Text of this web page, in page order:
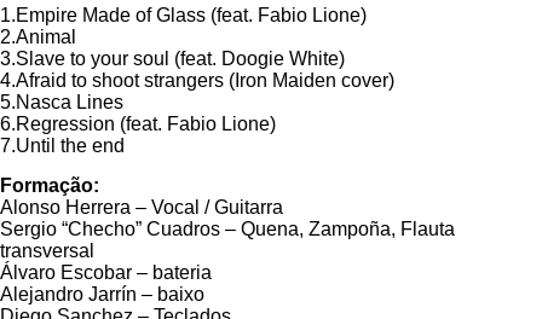
1.Empire Made of Glass (feat. Fabio Lione)
2.Animal
3.Slave to your soul (feat. Doogie White)
4.Afraid to shoot strangers (Iron Maiden cover)
5.Nasca Lines
6.Regression (feat. Fabio Lione)
7.Until the end
Formação:
Alonso Herrera – Vocal / Guitarra
Sergio “Checho” Cuadros – Quena, Zampoña, Flauta
transversal
Álvaro Escobar – bateria
Alejandro Jarrín – baixo